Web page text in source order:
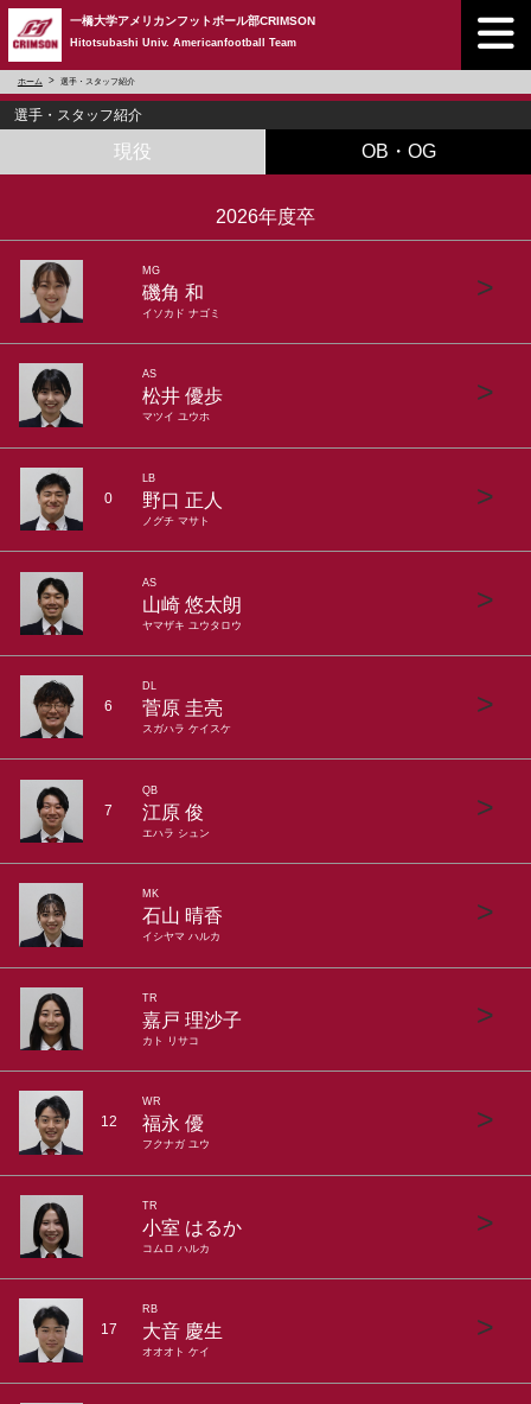
一橋大学アメリカンフットボール部CRIMSON
Hitotsubashi Univ. Americanfootball Team
ホーム 選手・スタッフ紹介
選手・スタッフ紹介
現役 OB・OG
2026年度卒
MG
磯角 和
イソカド ナゴミ
>
AS
松井 優歩
マツイ ユウホ
>
0
LB
野口 正人
ノグチ マサト
>
AS
山崎 悠太朗
ヤマザキ ユウタロウ
>
6
DL
菅原 圭亮
スガハラ ケイスケ
>
7
QB
江原 俊
エハラ シュン
>
MK
石山 晴香
イシヤマ ハルカ
>
TR
嘉戸 理沙子
カト リサコ
>
12
WR
福永 優
フクナガ ユウ
>
TR
小室 はるか
コムロ ハルカ
>
17
RB
大音 慶生
オオオト ケイ
>